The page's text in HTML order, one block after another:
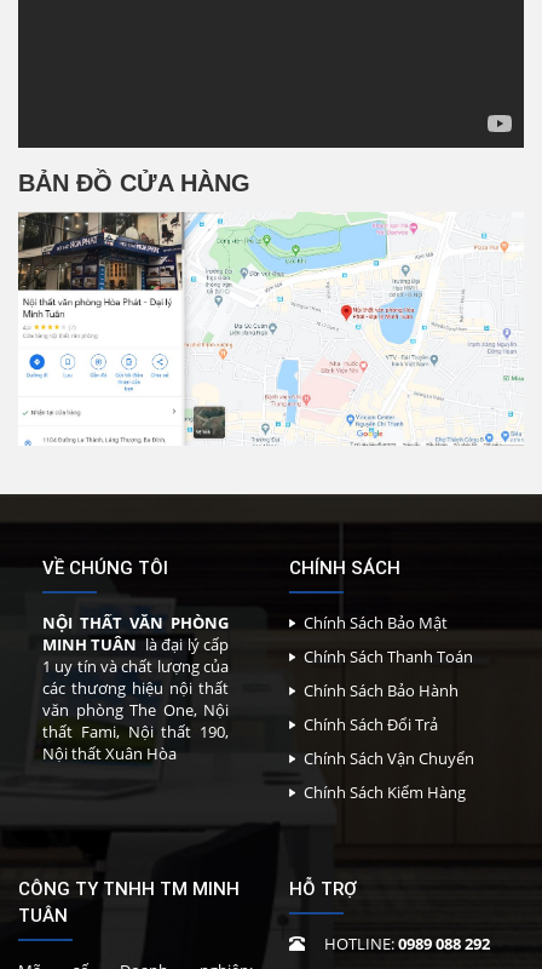
BẢN ĐỒ CỬA HÀNG
VỀ CHÚNG TÔI
NỘI THẤT VĂN PHÒNG
MINH TUÂN là đại lý cấp
1 uy tín và chất lượng của
các thương hiệu nội thất
văn phòng The One, Nội
thất Fami, Nội thất 190,
Nội thất Xuân Hòa
CHÍNH SÁCH
Chính Sách Bảo Mật
Chính Sách Thanh Toán
Chính Sách Bảo Hành
Chính Sách Đổi Trả
Chính Sách Vận Chuyển
Chính Sách Kiểm Hàng
CÔNG TY TNHH TM MINH
TUÂN
HỖ TRỢ
HOTLINE:0989 088 292